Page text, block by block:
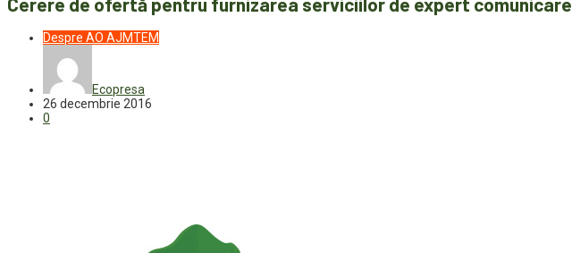
Despre AO AJMTEM
Ecopresa
26 decembrie 2016
0